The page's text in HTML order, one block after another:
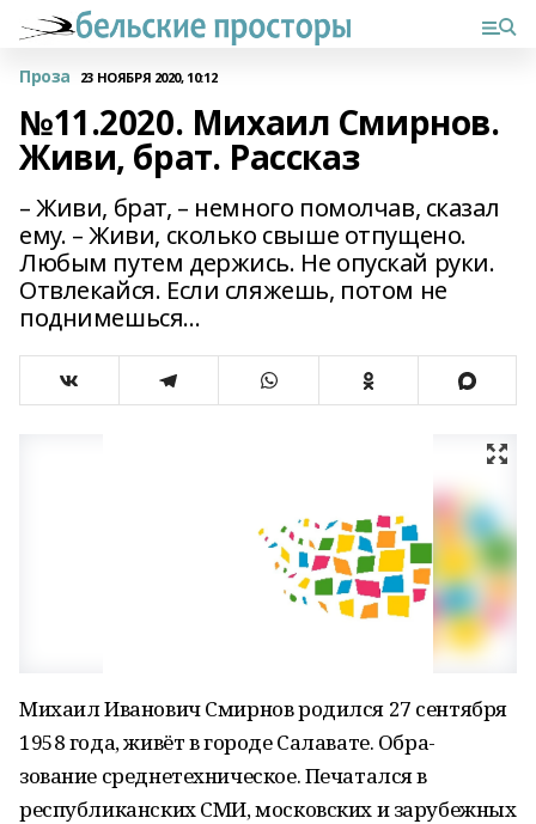
Проза 23 НОЯБРЯ 2020, 10:12
№11.2020. Михаил Смирнов.
Живи, брат. Рассказ
– Живи, брат, – немного помолчав, сказал
ему. – Живи, сколько свыше отпущено.
Любым путем держись. Не опускай руки.
Отвлекайся. Если сляжешь, потом не
поднимешься…
Михаил Иванович Смирнов родился 27 сентября
1958 года, живёт в городе Салавате. Обра-
зование среднетехническое. Печатался в
республиканских СМИ, московских и зарубежных